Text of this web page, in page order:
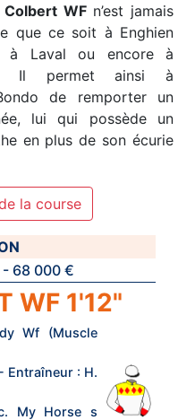
Colbert WFn’est jamais
que ce soit à Enghien
à Laval ou encore à
Il permet ainsi à
de remporter un
lui qui possède un
en plus de son écurie
la course
- 68 000 €
WF 1'12"
Wf (Muscle
Entraîneur : H.
My Horse s